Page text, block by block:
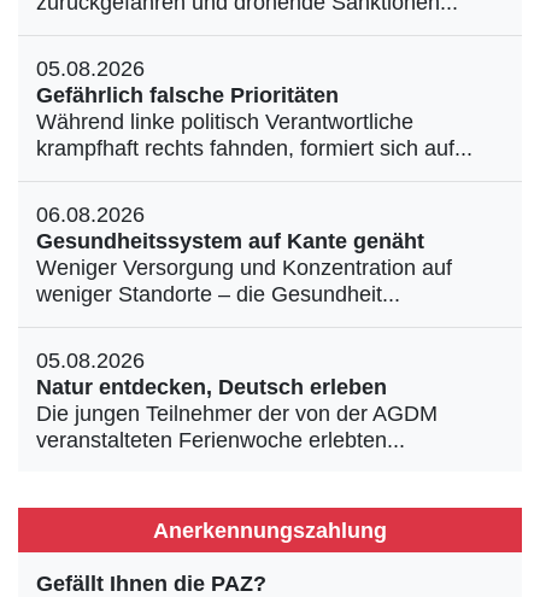
05.08.2026
Gefährlich falsche Prioritäten
Während linke politisch Verantwortliche
krampfhaft rechts fahnden, formiert sich auf...
06.08.2026
Gesundheitssystem auf Kante genäht
Weniger Versorgung und Konzentration auf
weniger Standorte – die Gesundheit...
05.08.2026
Natur entdecken, Deutsch erleben
Die jungen Teilnehmer der von der AGDM
veranstalteten Ferienwoche erlebten...
Anerkennungszahlung
Gefällt Ihnen die PAZ?